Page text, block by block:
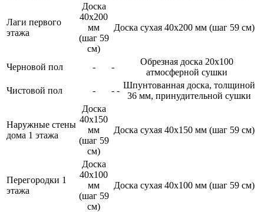
Лаги первого
этажа
Доска
40х200
мм
(шаг 59
см)
Доска сухая 40х200 мм (шаг 59 см)
Черновой пол - -
Обрезная доска 20х100
атмосферной сушки
Чистовой пол
- - -
Шпунтованная доска, толщиной
36 мм, принудительной сушки
Наружные стены
дома 1 этажа
Доска
40х150
мм
(шаг 59
см)
Доска сухая 40х150 мм (шаг 59 см)
Перегородки 1
этажа
Доска
40х100
мм
(шаг 59
см)
Доска сухая 40х100 мм (шаг 59 см)